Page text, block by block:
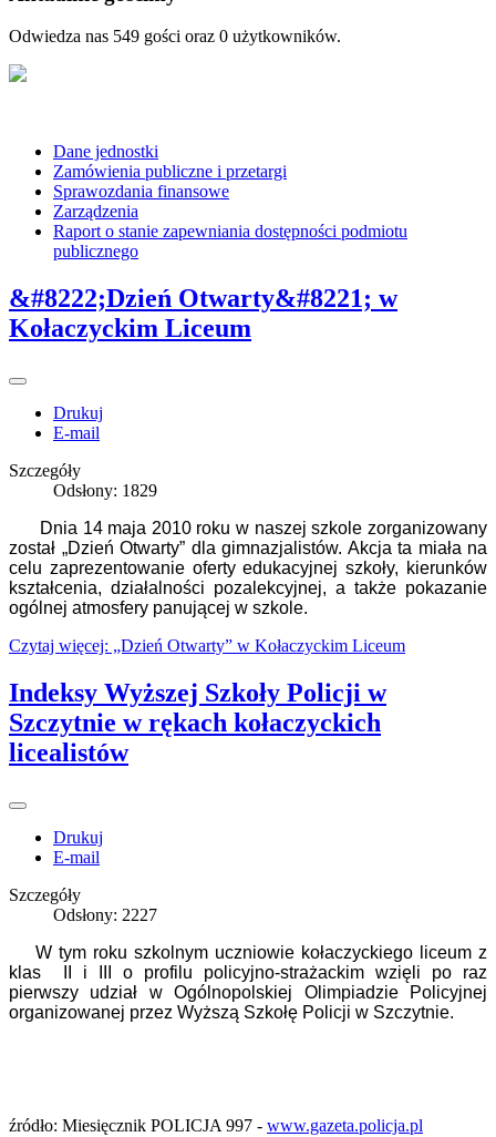
Odwiedza nas 549 gości oraz 0 użytkowników.
Dane jednostki
Zamówienia publiczne i przetargi
Sprawozdania finansowe
Zarządzenia
Raport o stanie zapewniania dostępności podmiotu
publicznego
&#8222;Dzień Otwarty&#8221; w
Kołaczyckim Liceum
Drukuj
E-mail
Szczegóły
Odsłony: 1829
Dnia 14 maja 2010 roku w naszej szkole zorganizowany
został „Dzień Otwarty” dla gimnazjalistów. Akcja ta miała na
celu zaprezentowanie oferty edukacyjnej szkoły, kierunków
kształcenia, działalności pozalekcyjnej, a także pokazanie
ogólnej atmosfery panującej w szkole.
Czytaj więcej: „Dzień Otwarty” w Kołaczyckim Liceum
Indeksy Wyższej Szkoły Policji w
Szczytnie w rękach kołaczyckich
licealistów
Drukuj
E-mail
Szczegóły
Odsłony: 2227
W tym roku szkolnym uczniowie kołaczyckiego liceum z
klas II i III o profilu policyjno-strażackim wzięli po raz
pierwszy udział w Ogólnopolskiej Olimpiadzie Policyjnej
organizowanej przez Wyższą Szkołę Policji w Szczytnie.
źródło: Miesięcznik POLICJA 997 - www.gazeta.policja.pl